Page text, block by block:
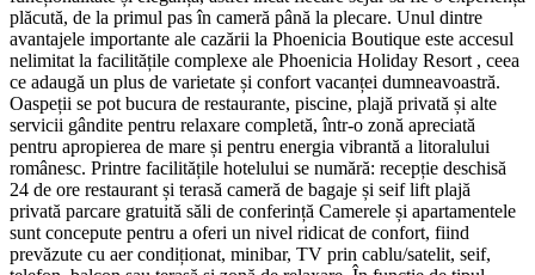
plăcută, de la primul pas în cameră până la plecare. Unul dintre
avantajele importante ale cazării la Phoenicia Boutique este accesul
nelimitat la facilitățile complexe ale Phoenicia Holiday Resort , ceea
ce adaugă un plus de varietate și confort vacanței dumneavoastră.
Oaspeții se pot bucura de restaurante, piscine, plajă privată și alte
servicii gândite pentru relaxare completă, într-o zonă apreciată
pentru apropierea de mare și pentru energia vibrantă a litoralului
românesc. Printre facilitățile hotelului se numără: recepție deschisă
24 de ore restaurant și terasă cameră de bagaje și seif lift plajă
privată parcare gratuită săli de conferință Camerele și apartamentele
sunt concepute pentru a oferi un nivel ridicat de confort, fiind
prevăzute cu aer condiționat, minibar, TV prin cablu/satelit, seif,